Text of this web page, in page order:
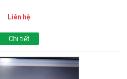
Liên hệ
Chi tiết